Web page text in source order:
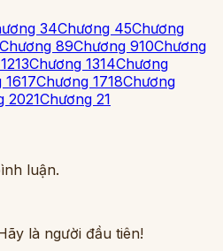
34Chương 45Chương
Chương 89Chương 910Chương
13Chương 1314Chương
1617Chương 1718Chương
2021Chương 21
luận.
là người đầu tiên!